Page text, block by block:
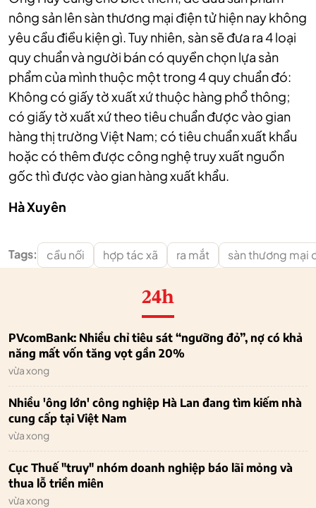
nông sản lên sàn thương mại điện tử hiện nay không
yêu cầu điều kiện gì. Tuy nhiên, sàn sẽ đưa ra 4 loại
quy chuẩn và người bán có quyền chọn lựa sản
phẩm của mình thuộc một trong 4 quy chuẩn đó:
Không có giấy tờ xuất xứ thuộc hàng phổ thông;
có giấy tờ xuất xứ theo tiêu chuẩn được vào gian
hàng thị trường Việt Nam; có tiêu chuẩn xuất khẩu
hoặc có thêm được công nghệ truy xuất nguồn
gốc thì được vào gian hàng xuất khẩu.
Hà Xuyên
Tags: cầu nối hợp tác xã ra mắt sàn thương mại
24h
PVcomBank: Nhiều chỉ tiêu sát “ngưỡng đỏ”, nợ có khả
năng mất vốn tăng vọt gần 20%
vừa xong
Nhiều 'ông lớn' công nghiệp Hà Lan đang tìm kiếm nhà
cung cấp tại Việt Nam
vừa xong
Cục Thuế "truy" nhóm doanh nghiệp báo lãi mỏng và
thua lỗ triền miên
vừa xong